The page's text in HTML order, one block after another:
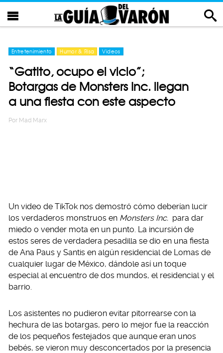
Entretenimiento Humor & Risa Videos
“Gatito, ocupo el vicio”;
Botargas de Monsters Inc. llegan
a una fiesta con este aspecto
Por Mad Marx
Un video de TikTok nos demostró cómo deberían lucir
los verdaderos monstruos en Monsters Inc. para dar
miedo o vender mota en un punto. La incursión de
estos seres de verdadera pesadilla se dio en una fiesta
de Ana Paus y Santis en algún residencial de Lomas de
cualquier lugar de México, dándole así un toque
especial al encuentro de dos mundos, el residencial y el
barrio.
Los asistentes no pudieron evitar pitorrearse con la
hechura de las botargas, pero lo mejor fue la reacción
de los pequeños festejados que aunque eran unos
bebés, se vieron muy desconcertados por la presencia